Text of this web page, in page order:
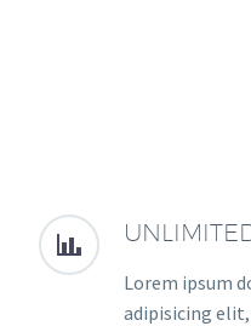


Lorem ipsum
adipisicing